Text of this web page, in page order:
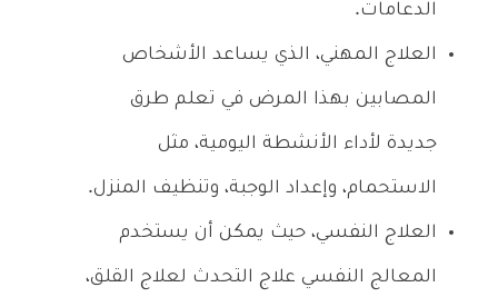
الدعامات.
العلاج المهني، الذي يساعد الأشخاص
المصابين بهذا المرض في تعلم طرق
جديدة لأداء الأنشطة اليومية، مثل
الاستحمام، وإعداد الوجبة، وتنظيف المنزل.
العلاج النفسي، حيث يمكن أن يستخدم
المعالج النفسي علاج التحدث لعلاج القلق،